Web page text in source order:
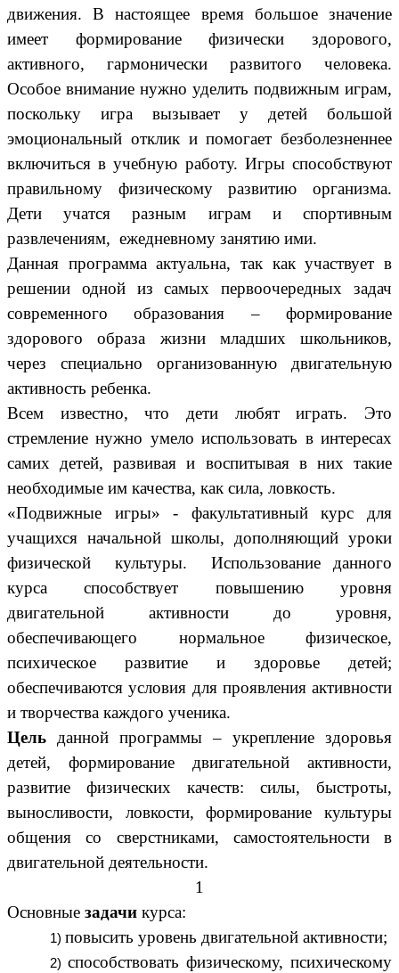
движения. В настоящее время большое значение
имеет формирование физически здорового,
активного, гармонически развитого человека.
Особое внимание нужно уделить подвижным играм,
поскольку игра вызывает у детей большой
эмоциональный отклик и помогает безболезненнее
включиться в учебную работу. Игры способствуют
правильному физическому развитию организма.
Дети учатся разным играм и спортивным
развлечениям, ежедневному занятию ими.
Данная программа актуальна, так как участвует в
решении одной из самых первоочередных задач
современного образования – формирование
здорового образа жизни младших школьников,
через специально организованную двигательную
активность ребенка.
Всем известно, что дети любят играть. Это
стремление нужно умело использовать в интересах
самих детей, развивая и воспитывая в них такие
необходимые им качества, как сила, ловкость.
«Подвижные игры» - факультативный курс для
учащихся начальной школы, дополняющий уроки
физической культуры. Использование данного
курса способствует повышению уровня
двигательной активности до уровня,
обеспечивающего нормальное физическое,
психическое развитие и здоровье детей;
обеспечиваются условия для проявления активности
и творчества каждого ученика.
Цель данной программы – укрепление здоровья
детей, формирование двигательной активности,
развитие физических качеств: силы, быстроты,
выносливости, ловкости, формирование культуры
общения со сверстниками, самостоятельности в
двигательной деятельности.
1
Основные задачи курса:
повысить уровень двигательной активности;
способствовать физическому, психическому